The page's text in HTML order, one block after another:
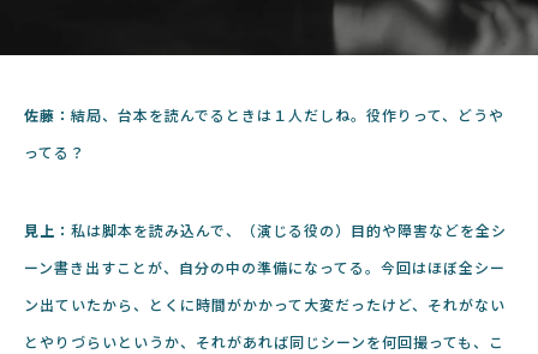
佐藤： 結局、台本を読んでるときは１人だしね。役作りって、どうや
ってる？
見上： 私は脚本を読み込んで、（演じる役の）目的や障害などを全シ
ーン書き出すことが、自分の中の準備になってる。今回はほぼ全シー
ン出ていたから、とくに時間がかかって大変だったけど、それがない
とやりづらいというか、それがあれば同じシーンを何回撮っても、こ